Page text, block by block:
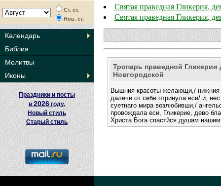
Ст. ст.
Нов. ст.
Календарь
Библия
Молитвы
Иконы
Праздники и посты
в2026 году.
Новый стиль
Старый стиль
Святая праведная Гликерия,
Святая праведная Гликерия,
Тропарь праведной Гликерии
Новгородской
Вышния красоты желающи,/ нижния
далече от себе отринула еси/ и,
суетнаго мира возлюбивши,/
провождала еси, Гликерие, дево
Христа Бога спастйся душам